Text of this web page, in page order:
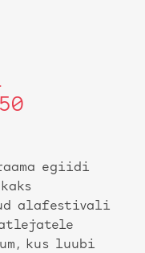
egiidi
alafestivali
kus luubi